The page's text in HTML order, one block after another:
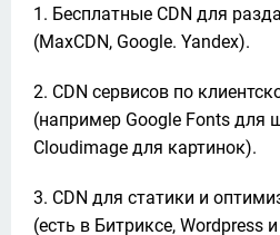
Бесплатные CDN для
(MaxCDN, Google. Yandex).
CDN сервисов по
(например Google Fonts для
Cloudimage для картинок).
CDN для статики и
(есть в Битриксе, Wordpress